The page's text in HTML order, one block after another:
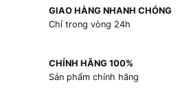
GIAO HÀNG NHANH CHÓNG
Chỉ trong vòng 24h
CHÍNH HÃNG 100%
Sản phẩm chính hãng